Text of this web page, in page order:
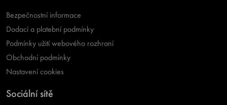
Bezpečnostní informace
Dodací a platební podmínky
Podmínky užití webového rozhraní
Obchodní podmínky
Nastavení cookies
Sociální sítě